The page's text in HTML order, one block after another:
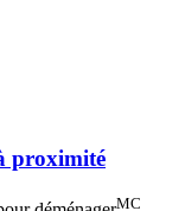
proximité
MC